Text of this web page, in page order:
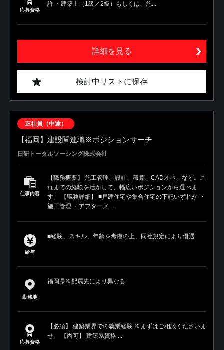
応募資格
許 ・建築士（1級／2級）もしくは、施...
詳細を見る
検討中リストに保存
正社員（中途）
【福岡】建設関連職※ポジションサーチ
日研トータルソーシング株式会社
仕事内容
【職務概要】 施工管理、設計、積算、CADオペ、など。こ
れまでの経験を活かして、幅広いポジションから選べま
す。 【職務詳細】 ■戸建住宅や集合住宅の下記いずれか ・
施工管理 ・アフターメ...
給与
■経験、スキル、年齢を考慮の上、同社規定により優遇
勤務地
福岡県※配属先により異なる
応募資格
【必須】 建築業界での就業経験 ※まずはご相談くださいま
せ。 【尚可】 建築系資格 ...